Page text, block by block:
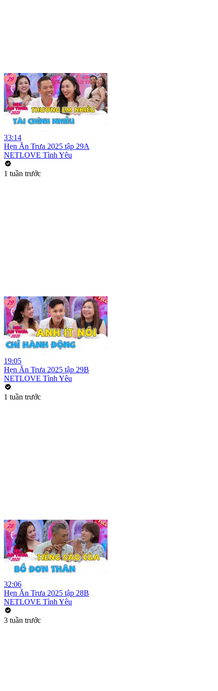
33:14
Hẹn Ăn Trưa 2025 tập 29A
NETLOVE Tình Yêu
1 tuần trước
19:05
Hẹn Ăn Trưa 2025 tập 29B
NETLOVE Tình Yêu
1 tuần trước
32:06
Hẹn Ăn Trưa 2025 tập 28B
NETLOVE Tình Yêu
3 tuần trước